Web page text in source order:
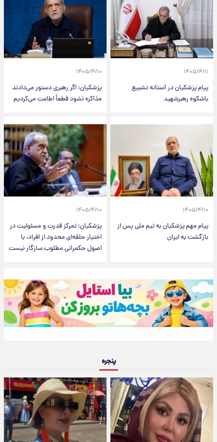
۱۴۰۵/۴/۱۱
پیام پزشکیان در آستانه تشییع
باشکوه رهبرشهید
۱۴۰۵/۴/۱۰
پزشکیان: اگر رهبری دستور می‌دادند
مذاکره نشود قطعاً اطاعت می‌کردیم
۱۴۰۵/۴/۱۰
پیام مهم پزشکیان به تیم ملی پس از
بازگشت به ایران
۱۴۰۵/۴/۱۰
پزشکیان: تمرکز قدرت و مسئولیت در
اختیار حلقه‌ای محدود از افراد، با
اصول حکمرانی مطلوب سازگار نیست
پنجره